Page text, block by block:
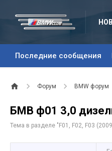
Последние сообщения
Форум BMW форум
БМВ ф01 3,0
Тема в разделе " F01, F02, F03